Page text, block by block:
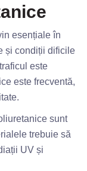
esențiale în
și condiții dificile
este
este frecventă,
sunt
trebuie să
UV și